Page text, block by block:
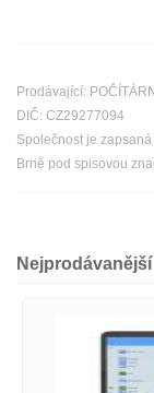
Prodávající:
DIČ: CZ29277094
Společnost je
Brně pod spisovou